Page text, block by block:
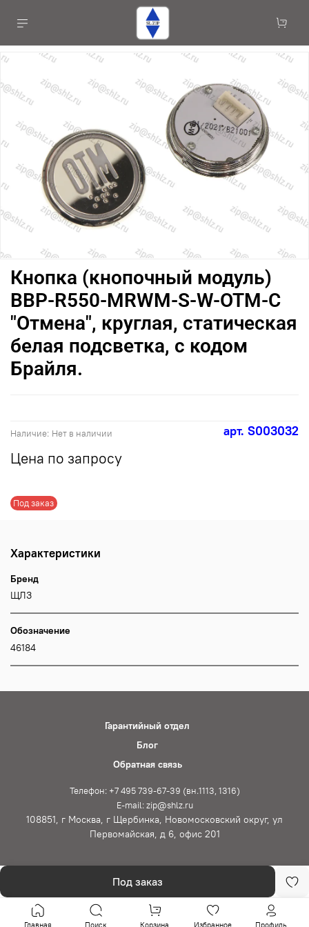
арт. S003032
Наличие: Нет в наличии
Под заказ
Кнопка (кнопочный модуль)
BBP-R550-MRWM-S-W-OTM-C
"Отмена", круглая, статическая
белая подсветка, с кодом
Брайля.
Цена по запросу
Под заказ
Характеристики
Бренд
ЩЛЗ
Обозначение
46184
Гарантийный отдел
Блог
Обратная связь
Телефон: +7 495 739-67-39 (вн.1113, 1316)
E-mail: zip@shlz.ru
108851, г Москва, г Щербинка, Новомосковский округ, ул
Первомайская, д 6, офис 201